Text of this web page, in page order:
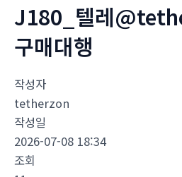
J180_텔레
구매대행
작성자
tetherzon
작성일
2026-07-08 18:34
조회